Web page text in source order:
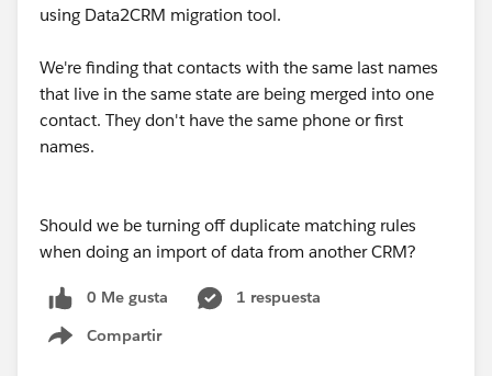
using Data2CRM migration tool.
We're finding that contacts with the same last names
that live in the same state are being merged into one
contact. They don't have the same phone or first
names.
Should we be turning off duplicate matching rules
when doing an import of data from another CRM?
0 Me gusta
1 respuesta
Compartir
Show menu